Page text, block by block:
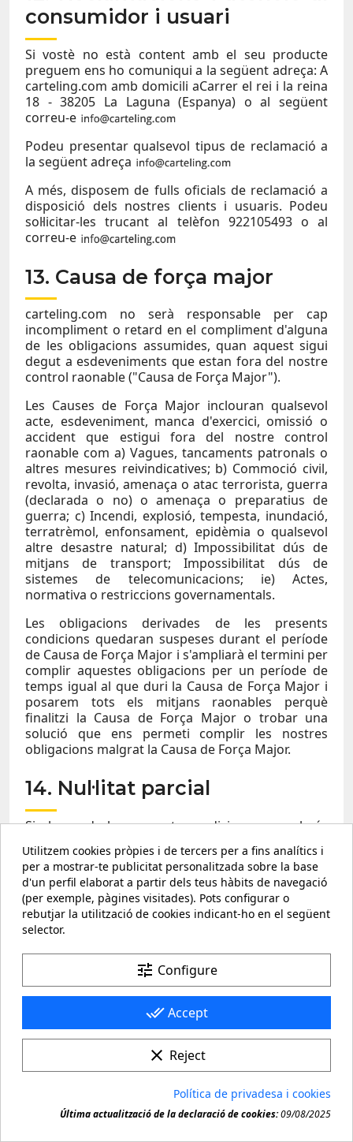
consumidor i usuari
Si vostè no està content amb el seu producte
preguem ens ho comuniqui a la següent adreça: A
carteling.com amb domicili aCarrer el rei i la reina
18 - 38205 La Laguna (Espanya) o al següent
correu-e
Podeu presentar qualsevol tipus de reclamació a
la següent adreça
A més, disposem de fulls oficials de reclamació a
disposició dels nostres clients i usuaris. Podeu
sol·licitar-les trucant al telèfon 922105493 o al
correu-e
13. Causa de força major
carteling.com no serà responsable per cap
incompliment o retard en el compliment d'alguna
de les obligacions assumides, quan aquest sigui
degut a esdeveniments que estan fora del nostre
control raonable ("Causa de Força Major").
Les Causes de Força Major inclouran qualsevol
acte, esdeveniment, manca d'exercici, omissió o
accident que estigui fora del nostre control
raonable com a) Vagues, tancaments patronals o
altres mesures reivindicatives; b) Commoció civil,
revolta, invasió, amenaça o atac terrorista, guerra
(declarada o no) o amenaça o preparatius de
guerra; c) Incendi, explosió, tempesta, inundació,
terratrèmol, enfonsament, epidèmia o qualsevol
altre desastre natural; d) Impossibilitat dús de
mitjans de transport; Impossibilitat dús de
sistemes de telecomunicacions; ie) Actes,
normativa o restriccions governamentals.
Les obligacions derivades de les presents
condicions quedaran suspeses durant el període
de Causa de Força Major i s'ampliarà el termini per
complir aquestes obligacions per un període de
temps igual al que duri la Causa de Força Major i
posarem tots els mitjans raonables perquè
finalitzi la Causa de Força Major o trobar una
solució que ens permeti complir les nostres
obligacions malgrat la Causa de Força Major.
14. Nul·litat parcial
Si alguna de les presents condicions generals és
declarada nul·la i sense efecte per resolució ferma
dictada per autoritat competent, els altres termes
i condicions restaran en vigor, sense que quedin
afectats per aquesta declaració de nul·litat.
15. Legislació aplicable i
tribunals competents
Els contractes de compra de Productes a través
del nostre Lloc Web i les controvèrsies o
demandes que se'n derivin o que es refereixin al
seu objecte o celebració (inclosos litigis o
demandes extracontractuals) es regiran per la
legislació espanyola.
Qualsevol controvèrsia que sorgeixi o tingui
relació amb l'ús de la pàgina web o amb aquests
Utilitzem cookies pròpies i de tercers per a fins analítics i
per a mostrar-te publicitat personalitzada sobre la base
d'un perfil elaborat a partir dels teus hàbits de navegació
(per exemple, pàgines visitades). Pots configurar o
rebutjar la utilització de cookies indicant-ho en el següent
selector.
tune Configure
done_all Accept
clear Reject
Política de privadesa i cookies
Última actualització de la declaració de cookies:09/08/2025